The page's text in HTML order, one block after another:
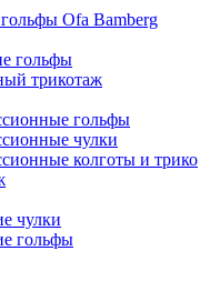
Ofa Bamberg
гольфы
трикотаж
гольфы
чулки
колготы и трико
чулки
гольфы